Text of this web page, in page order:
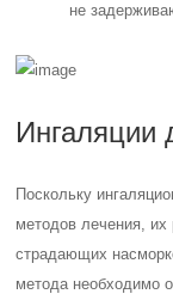
не
Ингаляции
Поскольку
методов лечения,
страдающих
метода необходимо